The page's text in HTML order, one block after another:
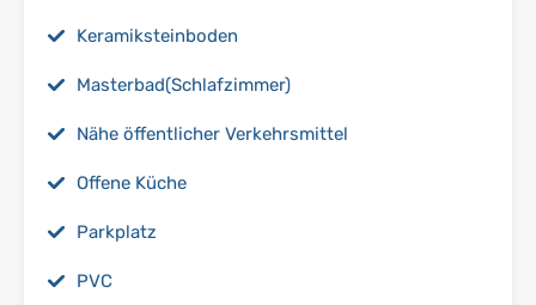
Keramiksteinboden
Masterbad(Schlafzimmer)
Nähe öffentlicher Verkehrsmittel
Offene Küche
Parkplatz
PVC